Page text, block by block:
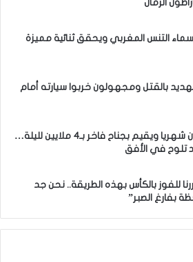
الرمال
التنس المغربي ويحقق ثنائية مميزة
بالقتل ومجهولون خربوا سيارته أمام
زياش يتقاضى 200 مليون شهريا ويقيم بجناح فاخر بـ4 ملايين لليلة…
تلوح في الأفق
للفوز بالكأس بهذه الطريقة.. نحن جد
بفارغ الصبر”